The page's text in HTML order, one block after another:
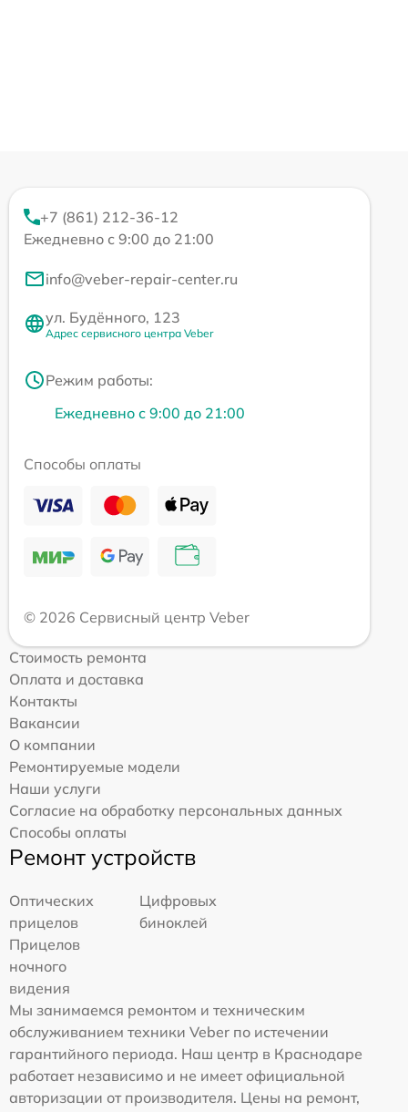
+7 (861) 212-36-12
Ежедневно с 9:00 до 21:00
info@veber-repair-center.ru
ул. Будённого, 123
Адрес сервисного центра Veber
Режим работы:
Ежедневно с 9:00 до 21:00
Способы оплаты
© 2026 Сервисный центр Veber
Стоимость ремонта
Оплата и доставка
Контакты
Вакансии
О компании
Ремонтируемые модели
Наши услуги
Согласие на обработку персональных данных
Способы оплаты
Ремонт устройств
Оптических
прицелов
Цифровых
биноклей
Прицелов
ночного
видения
Мы занимаемся ремонтом и техническим
обслуживанием техники Veber по истечении
гарантийного периода. Наш центр в Краснодаре
работает независимо и не имеет официальной
авторизации от производителя. Цены на ремонт,